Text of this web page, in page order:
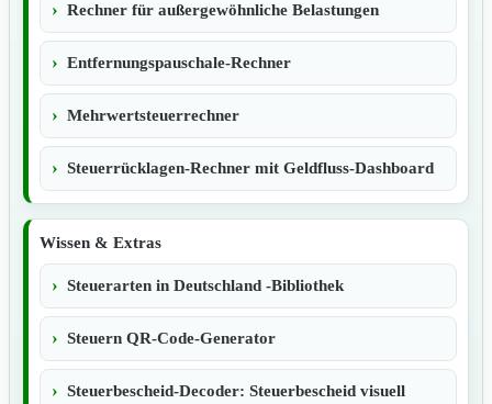
Rechner für außergewöhnliche Belastungen
Entfernungspauschale-Rechner
Mehrwertsteuerrechner
Steuerrücklagen-Rechner mit Geldfluss-Dashboard
Wissen & Extras
Steuerarten in Deutschland -Bibliothek
Steuern QR-Code-Generator
Steuerbescheid-Decoder: Steuerbescheid visuell